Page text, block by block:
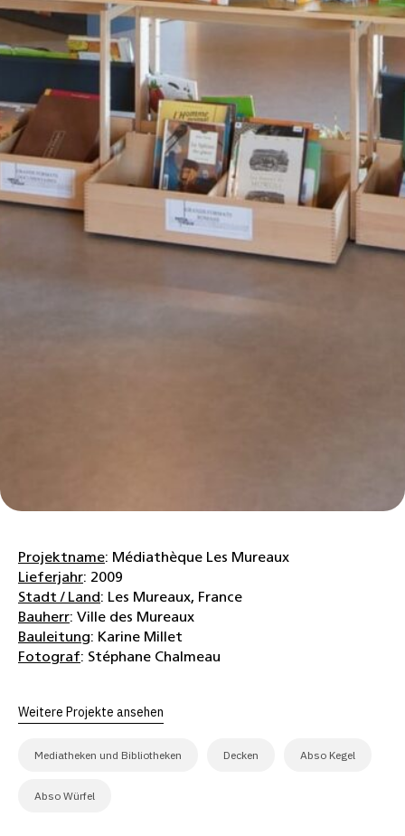
Projektname: Médiathèque Les Mureaux
Lieferjahr: 2009
Stadt / Land: Les Mureaux, France
Bauherr: Ville des Mureaux
Bauleitung: Karine Millet
Fotograf: Stéphane Chalmeau
Weitere Projekte ansehen
Mediatheken und Bibliotheken Decken Abso Kegel
Abso Würfel